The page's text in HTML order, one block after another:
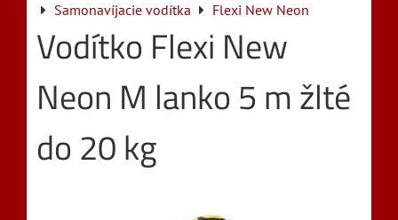
Samonavíjacie vodítka
Flexi New Neon
Vodítko Flexi New
Neon M lanko 5 m žlté
do 20 kg